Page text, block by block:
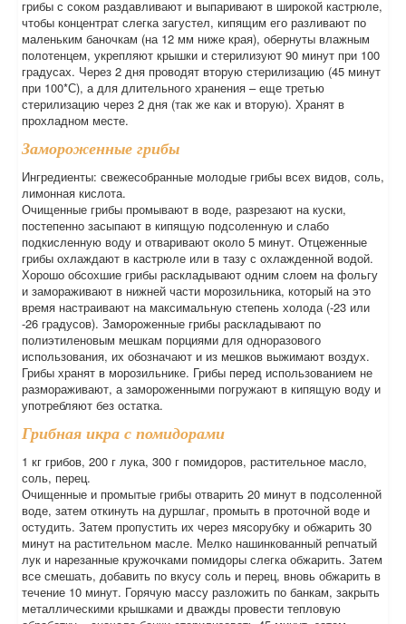
грибы с соком раздавливают и выпаривают в широкой кастрюле,
чтобы концентрат слегка загустел, кипящим его разливают по
маленьким баночкам (на 12 мм ниже края), обернуты влажным
полотенцем, укрепляют крышки и стерилизуют 90 минут при 100
градусах. Через 2 дня проводят вторую стерилизацию (45 минут
при 100*С), а для длительного хранения – еще третью
стерилизацию через 2 дня (так же как и вторую). Хранят в
прохладном месте.
Замороженные грибы
Ингредиенты: свежесобранные молодые грибы всех видов, соль,
лимонная кислота.
Очищенные грибы промывают в воде, разрезают на куски,
постепенно засыпают в кипящую подсоленную и слабо
подкисленную воду и отваривают около 5 минут. Отцеженные
грибы охлаждают в кастрюле или в тазу с охлажденной водой.
Хорошо обсохшие грибы раскладывают одним слоем на фольгу
и замораживают в нижней части морозильника, который на это
время настраивают на максимальную степень холода (-23 или
-26 градусов). Замороженные грибы раскладывают по
полиэтиленовым мешкам порциями для одноразового
использования, их обозначают и из мешков выжимают воздух.
Грибы хранят в морозильнике. Грибы перед использованием не
размораживают, а замороженными погружают в кипящую воду и
употребляют без остатка.
Грибная икра с помидорами
1 кг грибов, 200 г лука, 300 г помидоров, растительное масло,
соль, перец.
Очищенные и промытые грибы отварить 20 минут в подсоленной
воде, затем откинуть на дуршлаг, промыть в проточной воде и
остудить. Затем пропустить их через мясорубку и обжарить 30
минут на растительном масле. Мелко нашинкованный репчатый
лук и нарезанные кружочками помидоры слегка обжарить. Затем
все смешать, добавить по вкусу соль и перец, вновь обжарить в
течение 10 минут. Горячую массу разложить по банкам, закрыть
металлическими крышками и дважды провести тепловую